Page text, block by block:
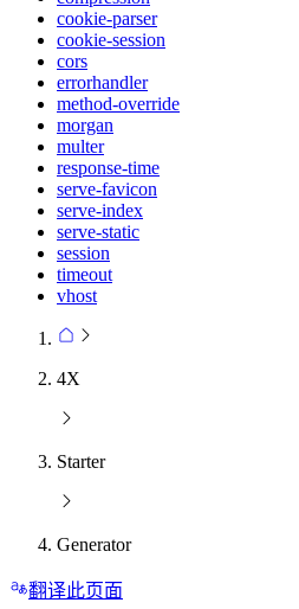
cookie-parser
cookie-session
cors
errorhandler
method-override
morgan
multer
response-time
serve-favicon
serve-index
serve-static
session
timeout
vhost
4X
Starter
Generator
翻译此页面